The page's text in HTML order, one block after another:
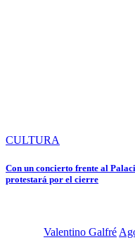
CULTURA
Con un concierto frente al
protestará por el cierre
Valentino Galfré